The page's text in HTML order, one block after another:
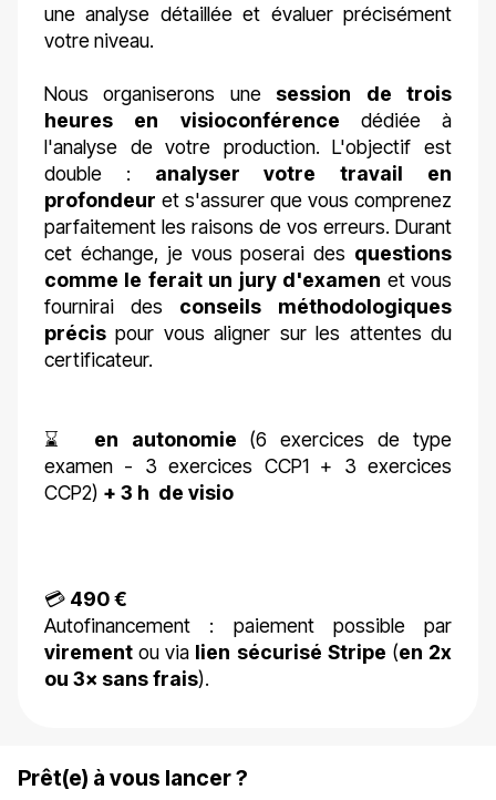
une analyse détaillée et évaluer précisément
votre niveau.
Nous organiserons une session de trois
heures en visioconférence dédiée à
l'analyse de votre production. L'objectif est
double : analyser votre travail en
profondeur et s'assurer que vous comprenez
parfaitement les raisons de vos erreurs. Durant
cet échange, je vous poserai des questions
comme le ferait un jury d'examen et vous
fournirai des conseils méthodologiques
précis pour vous aligner sur les attentes du
certificateur.
⌛ en autonomie (6 exercices de type
examen - 3 exercices CCP1 + 3 exercices
CCP2) + 3 h de visio
💳 490 €
Autofinancement : paiement possible par
virement ou via lien sécurisé Stripe (en 2x
ou 3× sans frais).
Prêt(e) à vous lancer ?